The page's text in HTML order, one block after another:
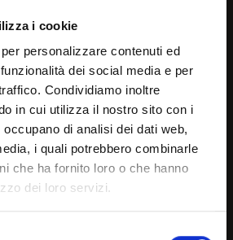
i cookie
personalizzare contenuti ed
dei social media e per
Condividiamo inoltre
in cui utilizza il nostro sito con i
di analisi dei dati web,
i quali potrebbero combinarle
che ha fornito loro o che hanno
dei loro servizi.
you are
a country other
D13Gti